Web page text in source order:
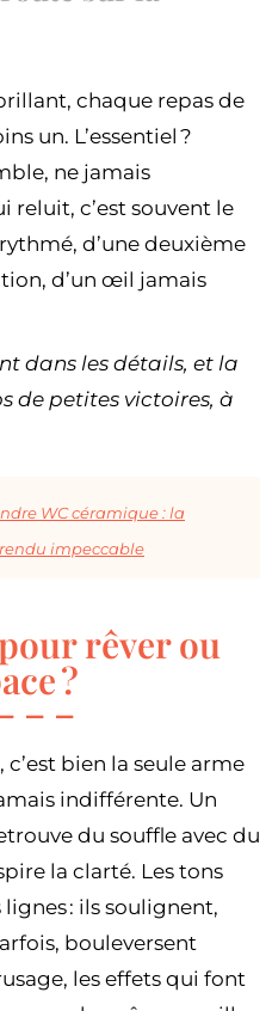
chaque repas de
un. L’essentiel ?
ne jamais
c’est souvent le
d’une deuxième
d’un œil jamais
dans les détails, et la
de petites victoires, à
WC céramique : la
impeccable
rêver ou
?
c’est bien la seule arme
indifférente. Un
du souffle avec du
la clarté. Les tons
: ils soulignent,
bouleversent
les effets qui font